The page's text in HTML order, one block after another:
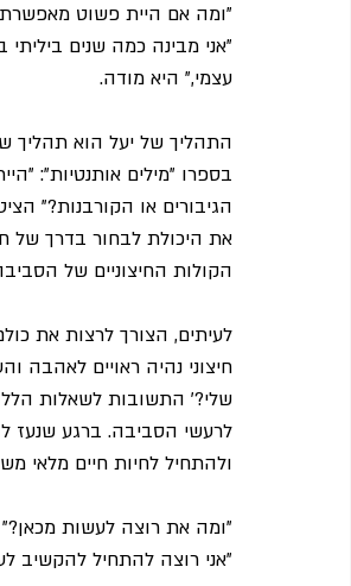
"ומה אם היית פשוט מאפשרת
"אני מבינה כמה שנים
עצמי," היא מודה.
התהליך של יעל הוא תהליך
בספרו "מילים אותנטיות":
הגיבורים או הקורבנות?"
את היכולת לבחור בדרך של
הקולות החיצוניים של
לעיתים, הצורך לרצות את
חיצוני נהיה ראויים
שלי?' התשובות לשאלות
לרעשי הסביבה. ברגע שנעז
ולהתחיל לחיות חיים מלאי
"ומה את רוצה לעשות מכאן?"
"אני רוצה להתחיל להקשיב